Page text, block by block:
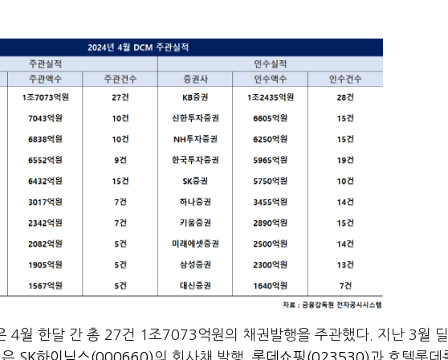
4월 한달 간 총 27건 1조7073억원의 채권발행을 주관했다. 지난 3월